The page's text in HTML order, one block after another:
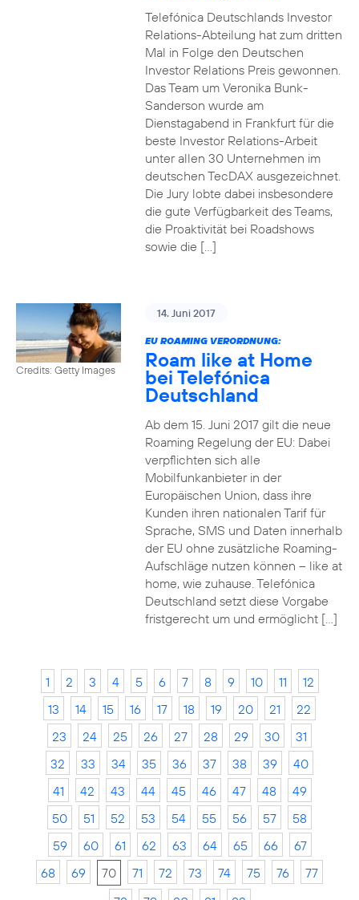
Telefónica Deutschlands Investor
Relations-Abteilung hat zum dritten
Mal in Folge den Deutschen
Investor Relations Preis gewonnen.
Das Team um Veronika Bunk-
Sanderson wurde am
Dienstagabend in Frankfurt für die
beste Investor Relations-Arbeit
unter allen 30 Unternehmen im
deutschen TecDAX ausgezeichnet.
Die Jury lobte dabei insbesondere
die gute Verfügbarkeit des Teams,
die Proaktivität bei Roadshows
sowie die […]
Credits: Getty Images
14. Juni 2017
EU ROAMING VERORDNUNG:
Roam like at Home
bei Telefónica
Deutschland
Ab dem 15. Juni 2017 gilt die neue
Roaming Regelung der EU: Dabei
verpflichten sich alle
Mobilfunkanbieter in der
Europäischen Union, dass ihre
Kunden ihren nationalen Tarif für
Sprache, SMS und Daten innerhalb
der EU ohne zusätzliche Roaming-
Aufschläge nutzen können – like at
home, wie zuhause. Telefónica
Deutschland setzt diese Vorgabe
fristgerecht um und ermöglicht […]
1 2 3 4 5 6 7 8 9 10 11
12
13
14 15 16 17 18 19 20 21
22
23
24 25 26 27 28 29 30
31
32
33 34 35 36 37 38 39
40
41
42 43 44 45 46 47 48
49
50
51 52 53 54 55 56 57
58
59
60 61 62 63 64 65 66
67
68
69 70 71 72 73 74 75 76
77